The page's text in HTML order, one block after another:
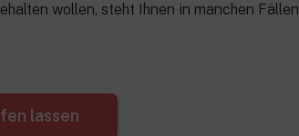
wollen, steht Ihnen in manchen Fällen
lassen